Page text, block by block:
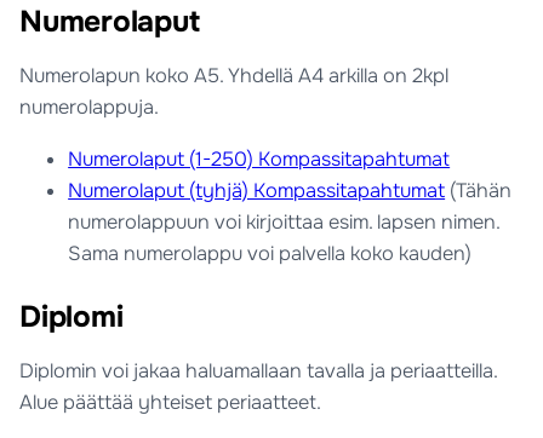
Numerolaput
Numerolapun koko A5. Yhdellä A4 arkilla on 2kpl
numerolappuja.
Numerolaput (1-250) Kompassitapahtumat
Numerolaput (tyhjä) Kompassitapahtumat (Tähän
numerolappuun voi kirjoittaa esim. lapsen nimen.
Sama numerolappu voi palvella koko kauden)
Diplomi
Diplomin voi jakaa haluamallaan tavalla ja periaatteilla.
Alue päättää yhteiset periaatteet.